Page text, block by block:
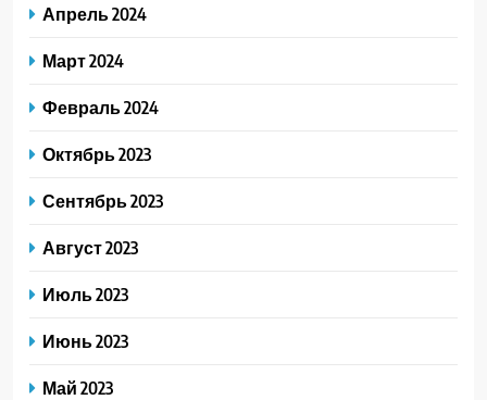
Апрель 2024
Март 2024
Февраль 2024
Октябрь 2023
Сентябрь 2023
Август 2023
Июль 2023
Июнь 2023
Май 2023